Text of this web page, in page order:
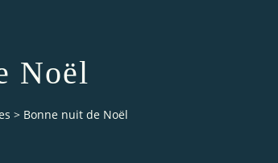
Noël
> Bonne nuit de Noël